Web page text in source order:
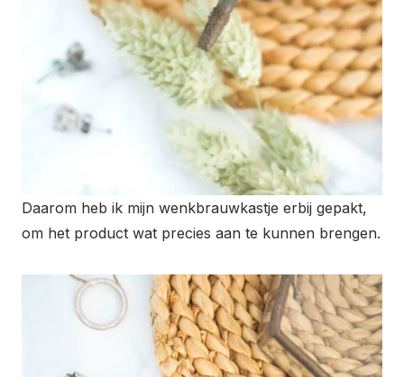
Daarom heb ik mijn wenkbrauwkastje erbij gepakt,
om het product wat precies aan te kunnen brengen.